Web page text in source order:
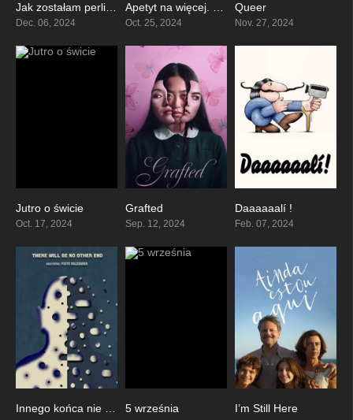
7.1Jak zostałam perliczką
Dec. 06, 2024
7.2Apetyt na więcej. La Cocina
Oct. 25, 2024
Queer
Nov. 27, 2024
Jutro o świcie
Oct. 17, 2024
Grafted
Sep. 12, 2024
Daaaaaalí !
Feb. 07, 2024
0
Innego końca nie będzie 5 września I’m Still Here